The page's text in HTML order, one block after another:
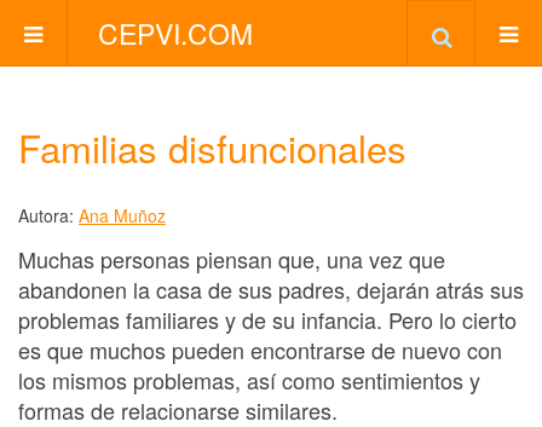
CEPVI.COM
Familias disfuncionales
Autora: Ana Muñoz
Muchas personas piensan que, una vez que
abandonen la casa de sus padres, dejarán atrás sus
problemas familiares y de su infancia. Pero lo cierto
es que muchos pueden encontrarse de nuevo con
los mismos problemas, así como sentimientos y
formas de relacionarse similares.